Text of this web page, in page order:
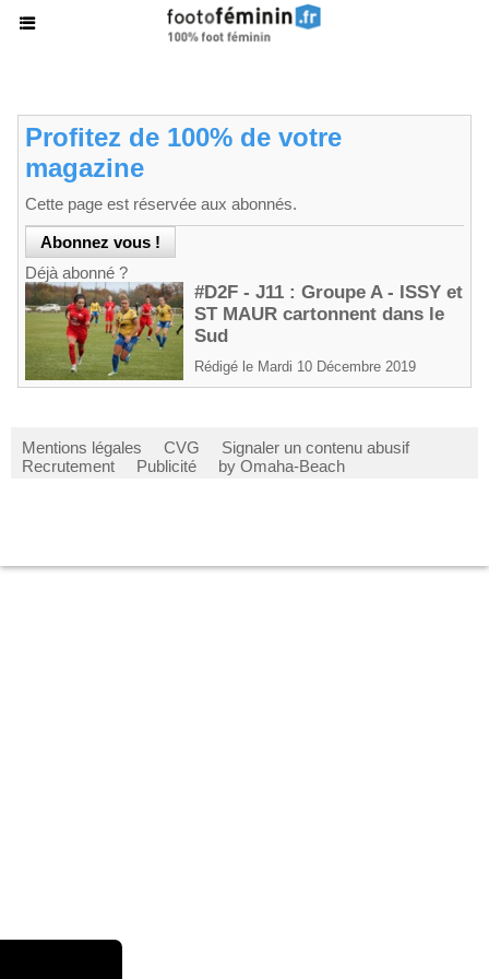
Profitez de 100% de votre
magazine
Cette page est réservée aux abonnés.
Déjà abonné ?
#D2F - J11 : Groupe A - ISSY et
ST MAUR cartonnent dans le
Sud
Rédigé le Mardi 10 Décembre 2019
Mentions légales CVG
Signaler un contenu abusif
Recrutement
Publicité by Omaha-Beach